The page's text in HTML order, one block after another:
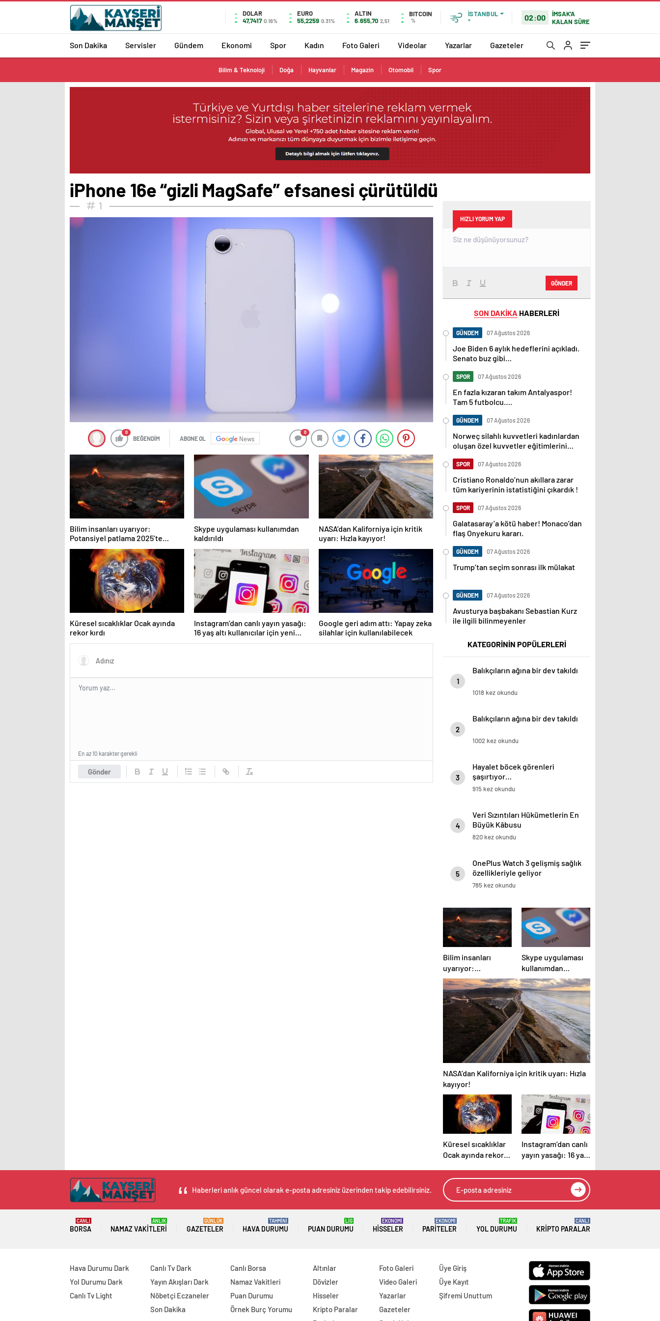
DOLAR
47,7417 0.16%
EURO
55,2259 0.31%
ALTIN
6.655,70 2,51
BITCOIN
%
İSTANBUL
°
02:00
İMSAK'A
KALAN SÜRE
Son Dakika Servisler Gündem Ekonomi Spor Kadın Foto Galeri Videolar Yazarlar Gazeteler
Bilim & Teknoloji Doğa Hayvanlar Magazin Otomobil Spor
iPhone 16e “gizli MagSafe” efsanesi çürütüldü
1
0
BEĞENDİM ABONE OL News
0
Bilim insanları uyarıyor:
Potansiyel patlama 2025’te
bekleniyor!
Skype uygulaması kullanımdan
kaldırıldı
NASA’dan Kaliforniya için kritik
uyarı: Hızla kayıyor!
Küresel sıcaklıklar Ocak ayında
rekor kırdı
Instagram’dan canlı yayın yasağı:
16 yaş altı kullanıcılar için yeni
kurallar açıklandı
Google geri adım attı: Yapay zeka
silahlar için kullanılabilecek
Gönder
En az 10 karakter gerekli
HIZLI YORUM YAP
GÖNDER
SON DAKİKA HABERLERİ
GÜNDEM 07 Ağustos 2026
Joe Biden 6 aylık hedeflerini açıkladı.
Senato buz gibi…
SPOR 07 Ağustos 2026
En fazla kızaran takım Antalyaspor!
Tam 5 futbolcu….
GÜNDEM 07 Ağustos 2026
Norweç silahlı kuvvetleri kadınlardan
oluşan özel kuvvetler eğitimlerini
SPOR 07 Ağustos 2026
Cristiano Ronaldo’nun akıllara zarar
tüm kariyerinin istatistiğini çıkardık !
SPOR 07 Ağustos 2026
Galatasaray’a kötü haber! Monaco’dan
flaş Onyekuru kararı.
GÜNDEM 07 Ağustos 2026
Trump’tan seçim sonrası ilk mülakat
GÜNDEM 07 Ağustos 2026
Avusturya başbakanı Sebastian Kurz
ile ilgili bilinmeyenler
KATEGORİNİN POPÜLERLERİ
1
Balıkçıların ağına bir dev takıldı
1018 kez okundu
2
Balıkçıların ağına bir dev takıldı
1002 kez okundu
3
Hayalet böcek görenleri
şaşırtıyor…
915 kez okundu
4
Veri Sızıntıları Hükümetlerin En
Büyük Kâbusu
820 kez okundu
5
OnePlus Watch 3 gelişmiş sağlık
özellikleriyle geliyor
785 kez okundu
Bilim insanları
uyarıyor:
Potansiyel patlama
2025’te bekleniyor!
Skype uygulaması
kullanımdan
kaldırıldı
NASA’dan Kaliforniya için kritik uyarı: Hızla
kayıyor!
Küresel sıcaklıklar
Ocak ayında rekor
Instagram’dan canlı
yayın yasağı: 16 yaş
yeni kurallar
Haberleri anlık güncel olarak e-posta adresiniz üzerinden takip edebilirsiniz.
BORSA
CANLI
NAMAZ VAKITLERI
ANLIK
GAZETELER
GÜNLÜK
HAVA DURUMU
TAHMİNİ
PUAN DURUMU
LİG
HISSELER
EKONOMİ
PARITELER
EKONOMİ
YOL DURUMU
TRAFİK
KRIPTO PARALAR
CANLI
Hava Durumu Dark
Yol Durumu Dark
Canlı Tv Light
Canlı Tv Dark
Yayın Akışları Dark
Nöbetçi Eczaneler
Son Dakika
Canlı Borsa
Namaz Vakitleri
Puan Durumu
Örnek Burç Yorumu
Altınlar
Dövizler
Hisseler
Kripto Paralar
Foto Galeri
Video Galeri
Yazarlar
Gazeteler
Üye Giriş
Üye Kayıt
Şifremi Unuttum